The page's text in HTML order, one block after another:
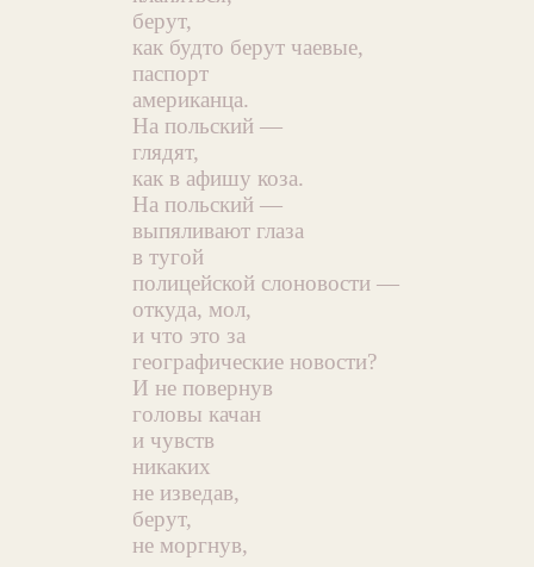
берут,
как будто берут чаевые,
паспорт
американца.
На польский —
глядят,
как в афишу коза.
На польский —
выпяливают глаза
в тугой
полицейской слоновости —
откуда, мол,
и что это за
географические новости?
И не повернув
головы качан
и чувств
никаких
не изведав,
берут,
не моргнув,